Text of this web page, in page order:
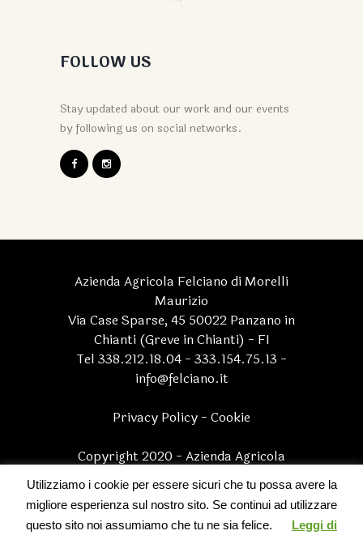
FOLLOW US
Stay updated about our work and our events
by following us on social networks.
Azienda Agricola Felciano di Morelli
Maurizio
Via Case Sparse, 45 50022 Panzano in
Chianti (Greve in Chianti) - FI
Tel 338.212.18.04 - 333.154.75.13 -
info@felciano.it
Privacy Policy - Cookie
Copyright 2020 - Azienda Agricola
Felciano di Morelli Maurizio - P.I.
05170830482 | All Rights Reserved
Utilizziamo i cookie per essere sicuri che tu possa avere la
migliore esperienza sul nostro sito. Se continui ad utilizzare
questo sito noi assumiamo che tu ne sia felice.
Leggi di